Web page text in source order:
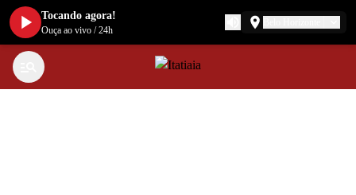
Tocando agora!
Ouça ao vivo /24h